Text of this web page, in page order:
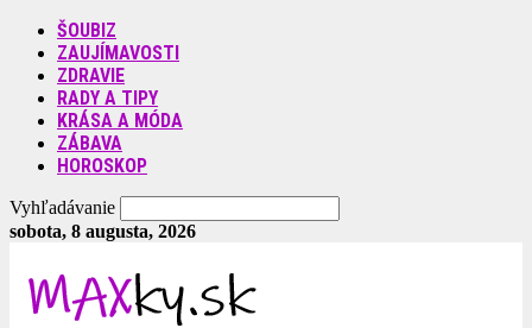
ŠOUBIZ
ZAUJÍMAVOSTI
ZDRAVIE
RADY A TIPY
KRÁSA A MÓDA
ZÁBAVA
HOROSKOP
Vyhľadávanie
sobota, 8 augusta, 2026